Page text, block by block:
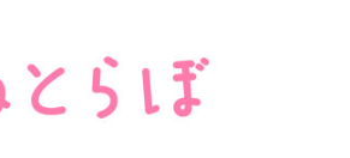
クイズ
地域